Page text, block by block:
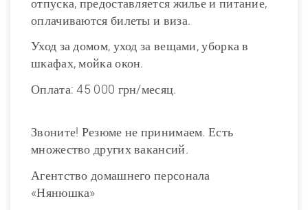
оплачиваются билеты и виза.
Уход за домом, уход за вещами, уборка в
шкафах, мойка окон.
Оплата: 45 000 грн/месяц.
Звоните! Резюме не принимаем. Есть
множество других вакансий.
Агентство домашнего персонала
«Нянюшка»